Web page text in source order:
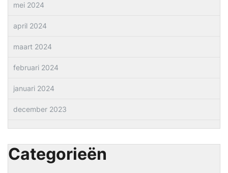
mei 2024
april 2024
maart 2024
februari 2024
januari 2024
december 2023
Categorieën